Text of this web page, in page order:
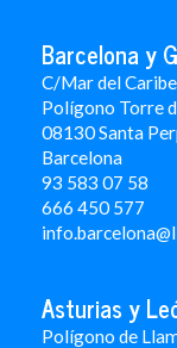
Barcelona y
C/Mar del Caribe
Polígono Torre
08130 Santa
Barcelona
93 583 07 58
666 450 577
Asturias y
Polígono de